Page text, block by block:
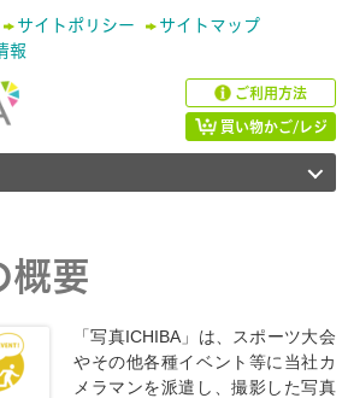
サイトポリシー
サイトマップ
報
ご利用方法
買い物かご/レジ
概要
「写真ICHIBA」は、スポーツ大会
やその他各種イベント等に当社カ
メラマンを派遣し、撮影した写真